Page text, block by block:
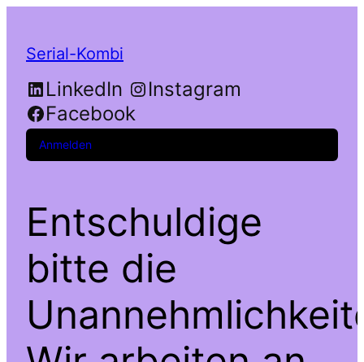
Serial-Kombi
LinkedIn
Instagram
Facebook
Anmelden
Entschuldige
bitte die